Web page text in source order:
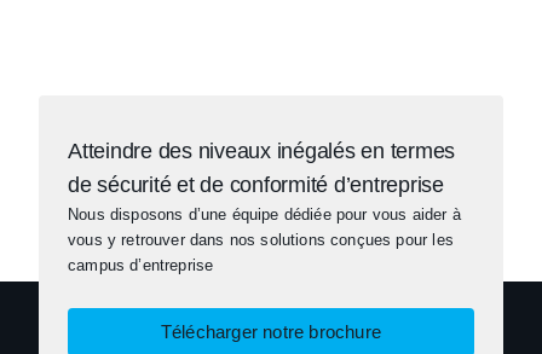
Atteindre des niveaux inégalés en termes
de sécurité et de conformité d’entreprise
Nous disposons d’une équipe dédiée pour vous aider à
vous y retrouver dans nos solutions conçues pour les
campus d’entreprise
Télécharger notre brochure